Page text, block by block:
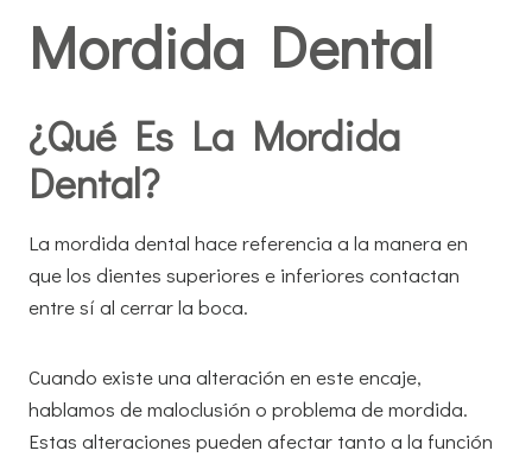
Mordida Dental
¿Qué Es La Mordida
Dental?
La mordida dental hace referencia a la manera en
que los dientes superiores e inferiores contactan
entre sí al cerrar la boca.
Cuando existe una alteración en este encaje,
hablamos de maloclusión o problema de mordida.
Estas alteraciones pueden afectar tanto a la función